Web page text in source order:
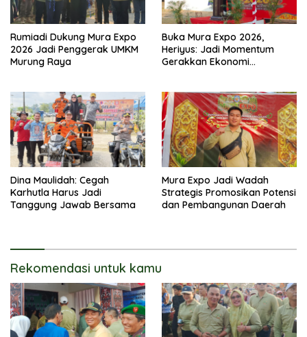
Rumiadi Dukung Mura Expo
2026 Jadi Penggerak UMKM
Murung Raya
Buka Mura Expo 2026,
Heriyus: Jadi Momentum
Gerakkan Ekonomi
Dina Maulidah: Cegah
Karhutla Harus Jadi
Tanggung Jawab Bersama
Mura Expo Jadi Wadah
Strategis Promosikan Potensi
dan Pembangunan Daerah
Rekomendasi untuk kamu